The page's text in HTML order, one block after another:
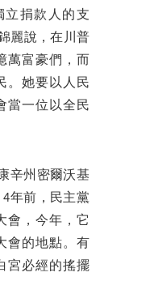
立捐款人的支
麗說，在川普
萬富豪們，而
。她要以人民
當一位以全民
辛州密爾沃基
年前，民主黨
會，今年，它
會的地點。有
宮必經的搖擺